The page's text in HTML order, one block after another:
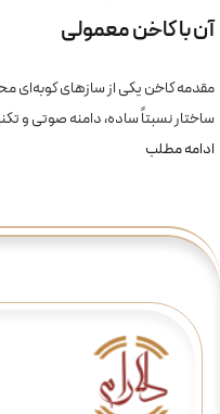
آن با کاخن معمولی
مقدمه کاخن یکی از سازهای کوبه‌ای
ساختار نسبتاً ساده، دامنه صوتی و
ادامه مطلب